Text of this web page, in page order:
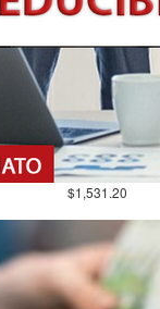
$1,531.20